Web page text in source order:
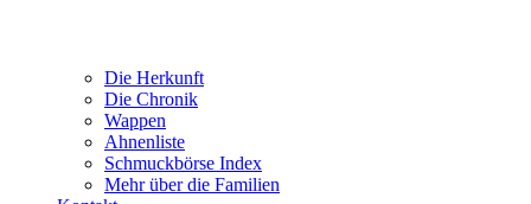
Die Herkunft
Die Chronik
Wappen
Ahnenliste
Schmuckbörse Index
Mehr über die Familien